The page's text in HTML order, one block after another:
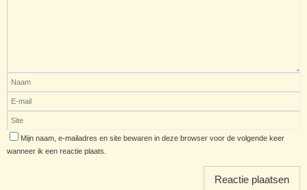
Mijn naam, e-mailadres en site bewaren in deze browser voor de volgende keer
wanneer ik een reactie plaats.